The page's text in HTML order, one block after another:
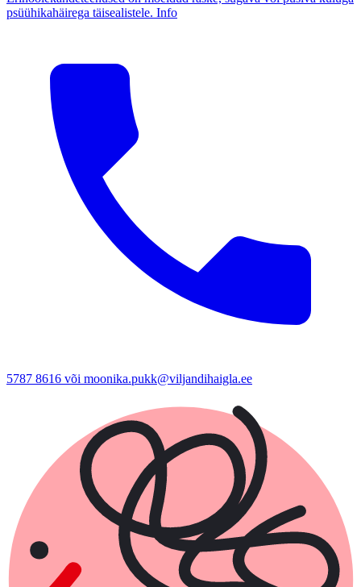
psüühikahäirega täisealistele. Info
5787 8616 või moonika.pukk@viljandihaigla.ee